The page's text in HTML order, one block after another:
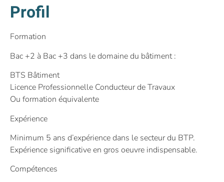
Profil
Formation
Bac +2 à Bac +3 dans le domaine du bâtiment :
BTS Bâtiment
Licence Professionnelle Conducteur de Travaux
Ou formation équivalente
Expérience
Minimum 5 ans d’expérience dans le secteur du BTP.
Expérience significative en gros oeuvre indispensable.
Compétences